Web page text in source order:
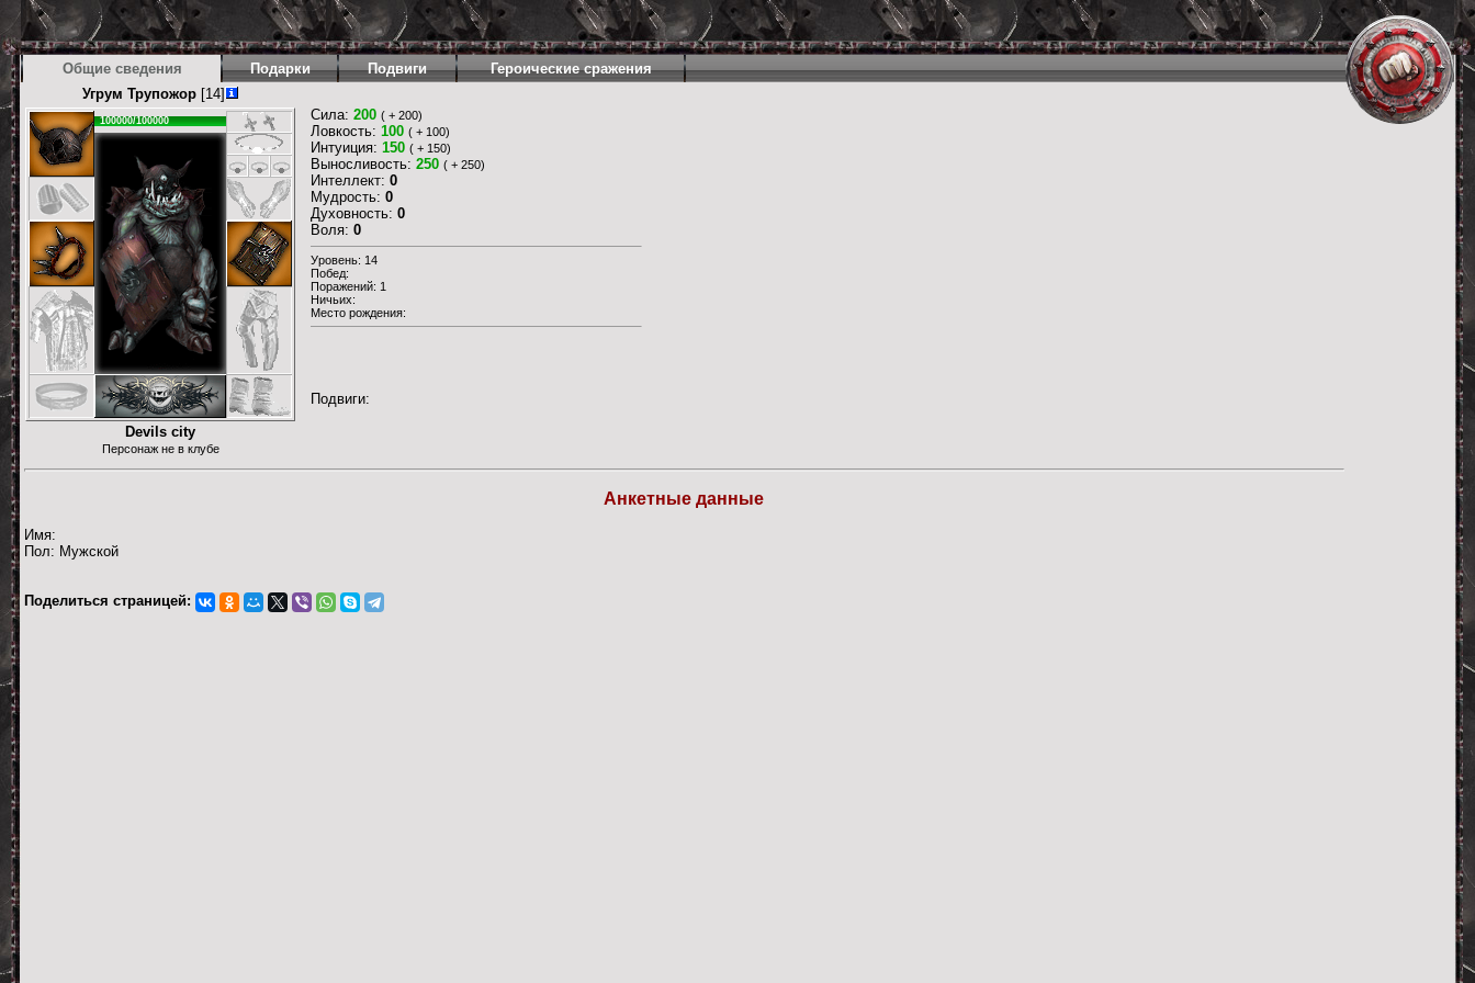
Общие сведения Подарки Подвиги
Героические сражения
Угрум Трупожор [14]
100000/100000
Devils city
Персонаж не в клубе
Сила: 200 ( + 200)
Ловкость: 100 ( + 100)
Интуиция: 150 ( + 150)
Выносливость: 250 ( + 250)
Интеллект: 0
Мудрость: 0
Духовность: 0
Воля: 0
Уровень: 14
Побед:
Поражений: 1
Ничьих:
Место рождения:
Подвиги:
Анкетные данные
Имя:
Пол: Мужской
Поделиться страницей: